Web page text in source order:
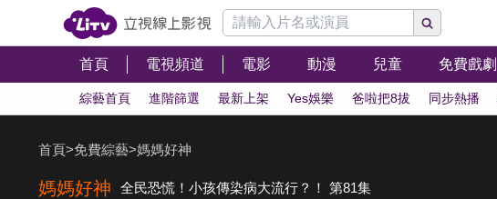
首頁 電視頻道 電影 動漫 兒童 免費戲劇
綜藝首頁 進階篩選 最新上架 Yes娛樂 爸啦把8拔 同步熱播
首頁>免費綜藝>媽媽好神
媽媽好神 全民恐慌！小孩傳染病大流行？！ 第81集